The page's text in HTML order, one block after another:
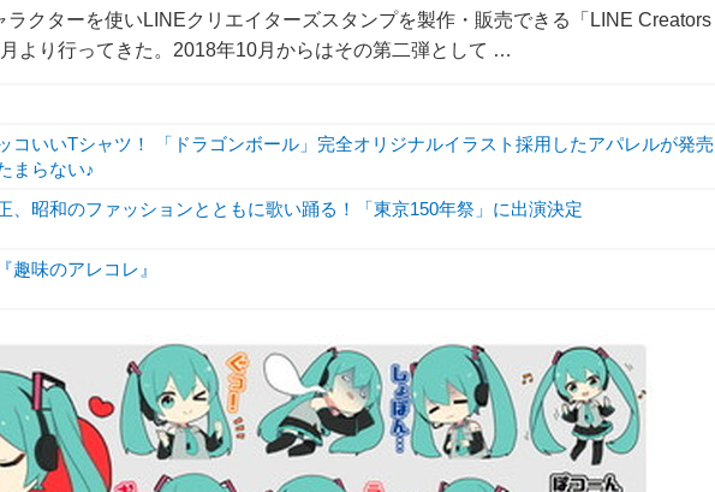
ラクターを使いLINEクリエイターズスタンプを製作・販売できる「LINE Creators
より行ってきた。2018年10月からはその第二弾として …
コいいTシャツ！ 「ドラゴンボール」完全オリジナルイラスト採用したアパレルが発
まらない♪
、昭和のファッションとともに歌い踊る！「東京150年祭」に出演決定
趣味のアレコレ』